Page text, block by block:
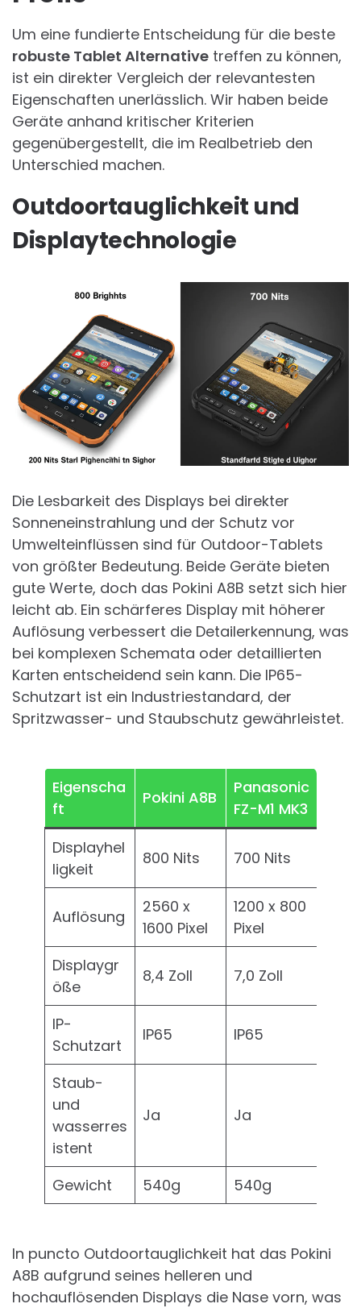
Um eine fundierte Entscheidung für die beste
robuste Tablet Alternative treffen zu können,
ist ein direkter Vergleich der relevantesten
Eigenschaften unerlässlich. Wir haben beide
Geräte anhand kritischer Kriterien
gegenübergestellt, die im Realbetrieb den
Unterschied machen.
Outdoortauglichkeit und
Displaytechnologie
Die Lesbarkeit des Displays bei direkter
Sonneneinstrahlung und der Schutz vor
Umwelteinflüssen sind für Outdoor-Tablets
von größter Bedeutung. Beide Geräte bieten
gute Werte, doch das Pokini A8B setzt sich hier
leicht ab. Ein schärferes Display mit höherer
Auflösung verbessert die Detailerkennung, was
bei komplexen Schemata oder detaillierten
Karten entscheidend sein kann. Die IP65-
Schutzart ist ein Industriestandard, der
Spritzwasser- und Staubschutz gewährleistet.
Eigenscha
ft
Pokini A8B
Panasonic
FZ-M1 MK3
Displayhel
ligkeit
800 Nits 700 Nits
Auflösung
2560 x
1600 Pixel
1200 x 800
Pixel
Displaygr
öße
8,4 Zoll 7,0 Zoll
IP-
Schutzart
IP65 IP65
Staub-
und
wasserres
istent
Ja Ja
Gewicht 540g 540g
In puncto Outdoortauglichkeit hat das Pokini
A8B aufgrund seines helleren und
hochauflösenden Displays die Nase vorn, was